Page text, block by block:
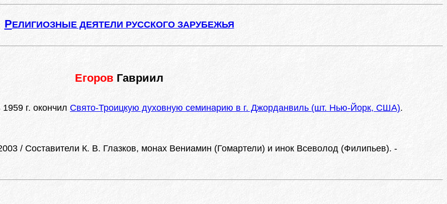
РЕЛИГИОЗНЫЕ ДЕЯТЕЛИ РУССКОГО ЗАРУБЕЖЬЯ
Егоров Гавриил
г. окончил Свято-Троицкую духовную семинарию в г. Джорданвиль (шт. Нью-Йорк, США).
/ Составители К. В. Глазков, монах Вениамин (Гомартели) и инок Всеволод (Филипьев). -